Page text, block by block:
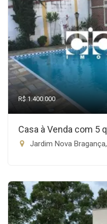
R$ 1.400.000
Casa à Venda com 5
Jardim Nova